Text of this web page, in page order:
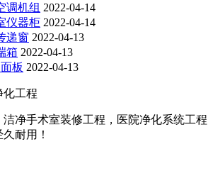
调机组 2022-04-14
仪器柜 2022-04-14
递窗 2022-04-13
箱 2022-04-13
板 2022-04-13
净手术室装修工程，医院净化系统工程
耐用！